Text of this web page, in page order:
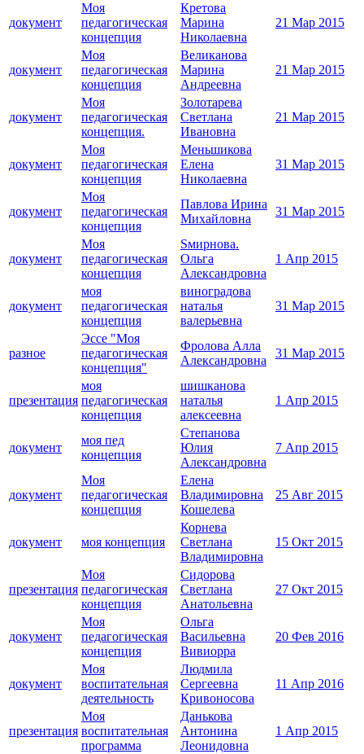
документ
Моя
педагогическая
концепция
Кретова
Марина
Николаевна
21 Мар 2015
документ
Моя
педагогическая
концепция
Великанова
Марина
Андреевна
21 Мар 2015
документ
Моя
педагогическая
концепция.
Золотарева
Светлана
Ивановна
21 Мар 2015
документ
Моя
педагогическая
концепция
Меньшикова
Елена
Николаевна
31 Мар 2015
документ
Моя
педагогическая
концепция
Павлова Ирина
Михайловна
31 Мар 2015
документ
Моя
педагогическая
концепция
Sмирнова.
Ольга
Александровна
1 Апр 2015
документ
моя
педагогическая
концепция
виноградова
наталья
валерьевна
31 Мар 2015
разное
Эссе "Моя
педагогическая
концепция"
Фролова Алла
Александровна
31 Мар 2015
презентация
моя
педагогическая
концепция
шишканова
наталья
алексеевна
1 Апр 2015
документ
моя пед
концепция
Степанова
Юлия
Александровна
7 Апр 2015
документ
Моя
педагогическая
концепция
Елена
Владимировна
Кошелева
25 Авг 2015
документ моя концепция
Корнева
Светлана
Владимировна
15 Окт 2015
презентация
Моя
педагогическая
концепция
Сидорова
Светлана
Анатольевна
27 Окт 2015
документ
Моя
педагогическая
концепция
Ольга
Васильевна
Вивиорра
20 Фев 2016
документ
Моя
воспитательная
деятельность
Людмила
Сергеевна
Кривоносова
11 Апр 2016
презентация
Моя
воспитательная
программа
Данькова
Антонина
Леонидовна
1 Апр 2015